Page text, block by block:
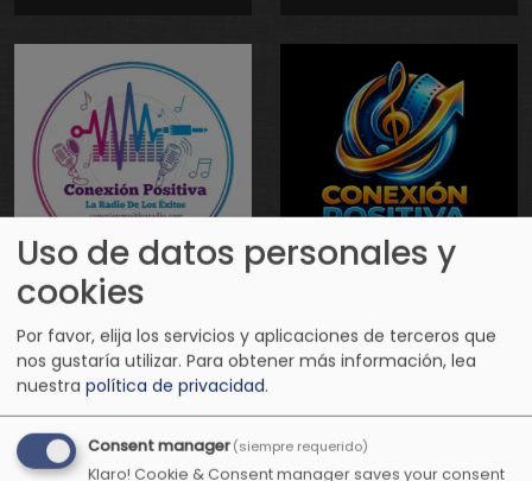
Conexión
Positiva Radio
Positiva
Televisión
Uso de datos personales y
cookies
Por favor, elija los servicios y aplicaciones de terceros que
nos gustaría utilizar. Para obtener más información, lea
nuestra política de privacidad.
Consent manager(siempre requerido)
Klaro! Cookie & Consent manager saves your consent